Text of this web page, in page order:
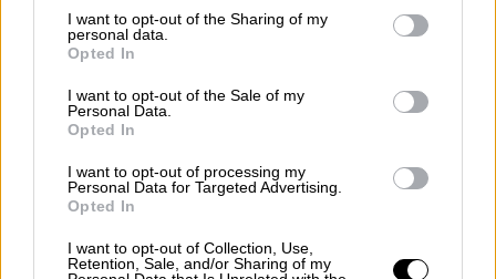
not limited to your visit or usage behaviour. You may click to
grant or deny consent to Google and its third-party tags to
use your data for below specified purposes in below Google
consent section.
I want to opt-out of the Sharing of my
personal data.
Opted In
I want to opt-out of the Sale of my
Personal Data.
Opted In
I want to opt-out of processing my
Personal Data for Targeted Advertising.
Opted In
I want to opt-out of Collection, Use,
Retention, Sale, and/or Sharing of my
ΔΙΑΒΑΣΤΕ ΕΠΙΣΗΣ
Αθλητισμός|13.06.2026 20:40
Έξαλλος ο Αταμάν κατήγγειλε
σοβαρό επεισόδιο στα αποδυτήρια:
«Ποιος είναι αυτός ο γ... Ταϊρίκ
Τζόουνς; Χτύπησε τον Ναν»